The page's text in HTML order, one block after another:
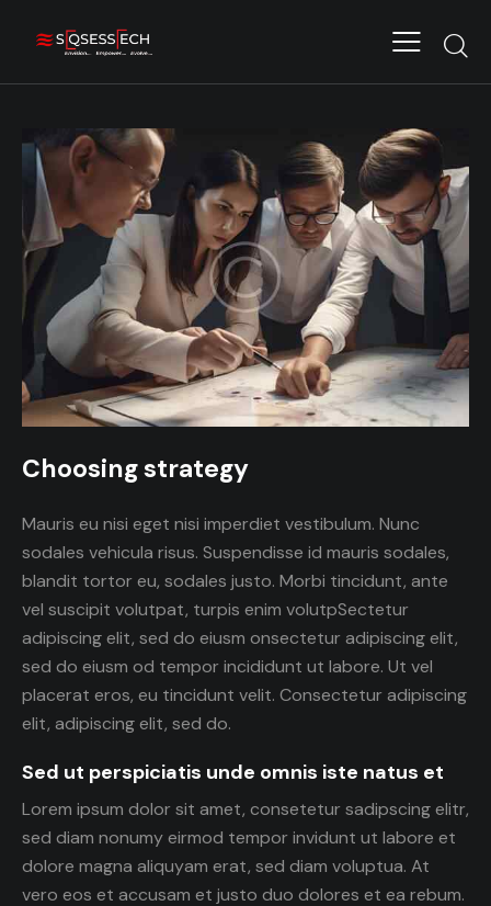
Choosing strategy
Mauris eu nisi eget nisi imperdiet vestibulum. Nunc
sodales vehicula risus. Suspendisse id mauris sodales,
blandit tortor eu, sodales justo. Morbi tincidunt, ante
vel suscipit volutpat, turpis enim volutpSectetur
adipiscing elit, sed do eiusm onsectetur adipiscing elit,
sed do eiusm od tempor incididunt ut labore. Ut vel
placerat eros, eu tincidunt velit. Consectetur adipiscing
elit, adipiscing elit, sed do.
Sed ut perspiciatis unde omnis iste natus et
Lorem ipsum dolor sit amet, consetetur sadipscing elitr,
sed diam nonumy eirmod tempor invidunt ut labore et
dolore magna aliquyam erat, sed diam voluptua. At
vero eos et accusam et justo duo dolores et ea rebum.